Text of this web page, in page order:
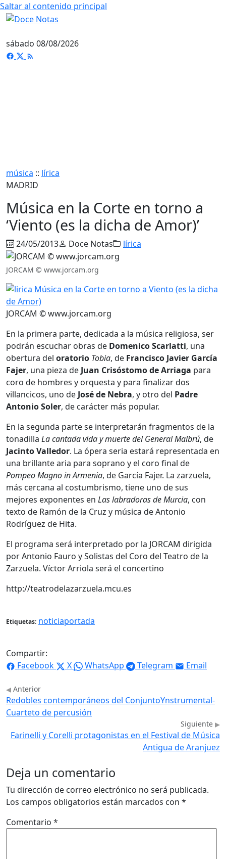
Saltar al contenido principal
sábado 08/08/2026
música :: lírica
MADRID
Música en la Corte en torno a
‘Viento (es la dicha de Amor)’
24/05/2013 Doce Notas lírica
JORCAM © www.jorcam.org
JORCAM © www.jorcam.org
En la primera parte, dedicada a la música religiosa, ser
podrán escuchar obras de Domenico Scarlatti, una
obertura del oratorio Tobia, de Francisco Javier García
Fajer, una pieza deJuan Crisóstomo de Arriaga para
coro de hombres y orquesta y para finalizar dos
villancicos, uno deJosé de Nebra, y otro del Padre
Antonio Soler, de carácter más popular.
En la segunda parte se interpretarán fragmentos de la
tonadilla La cantada vida y muerte del General Malbrú, de
Jacinto Valledor. La ópera seria estará representada en
una brillante aria para soprano y el coro final de
Pompeo Magno in Armenia, de García Fajer. La zarzuela,
más cercana al costumbrismo, tiene uno de sus
mejores exponentes en Las labradoras de Murcia, con
texto de Ramón de la Cruz y música de Antonio
Rodríguez de Hita.
El programa será interpretado por la JORCAM dirigida
por Antonio Fauro y Solistas del Coro del Teatro de la
Zarzuela. Víctor Arriola será el concertino
http://teatrodelazarzuela.mcu.es
Etiquetas: noticiaportada
Compartir:
Facebook
X WhatsApp Telegram Email
Anterior
Redobles contemporáneos del ConjuntoYnstrumental-
Cuarteto de percusión
Siguiente
Farinelli y Corelli protagonistas en el Festival de Música
Antigua de Aranjuez
Deja un comentario
Tu dirección de correo electrónico no será publicada.
Los campos obligatorios están marcados con *
Comentario *